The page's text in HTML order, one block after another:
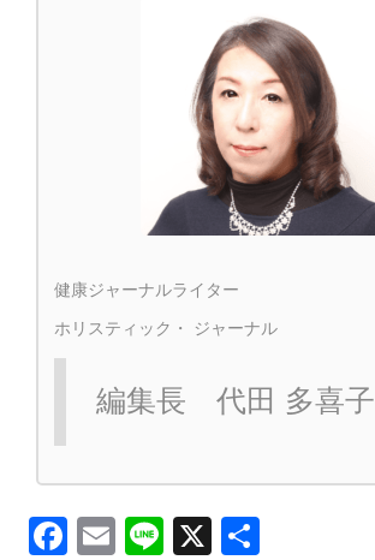
健康ジャーナルライター
ホリスティック・ ジャーナル
編集長 代田 多喜子
Facebook
EmailLine
X